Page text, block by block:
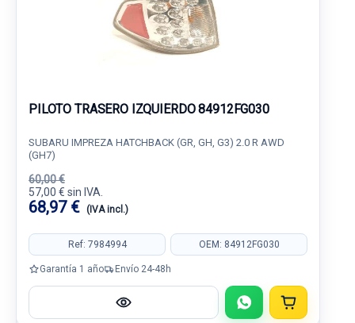
PILOTO TRASERO IZQUIERDO 84912FG030
SUBARU IMPREZA HATCHBACK (GR, GH, G3) 2.0 R AWD
(GH7)
60,00 €
57,00 € sin IVA.
68,97 € (IVA incl.)
Ref: 7984994 OEM: 84912FG030
Garantía 1 año Envío 24-48h